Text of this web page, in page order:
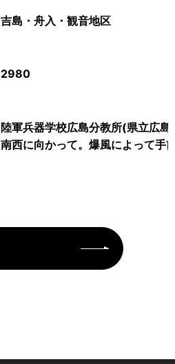
吉島・舟入・観音地区
2980
陸軍兵器学校広島分教所(県立広
南西に向かって。爆風によって手